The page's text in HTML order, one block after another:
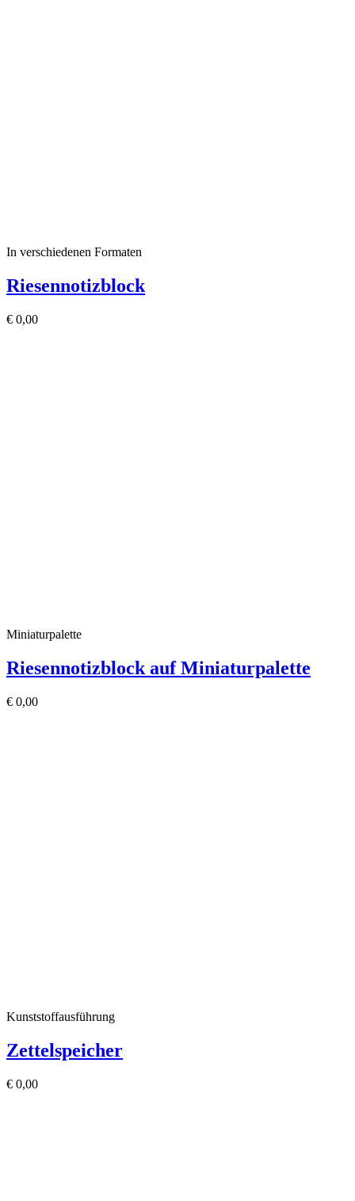
In verschiedenen Formaten
Riesennotizblock
€ 0,00
Miniaturpalette
Riesennotizblock auf Miniaturpalette
€ 0,00
Kunststoffausführung
Zettelspeicher
€ 0,00